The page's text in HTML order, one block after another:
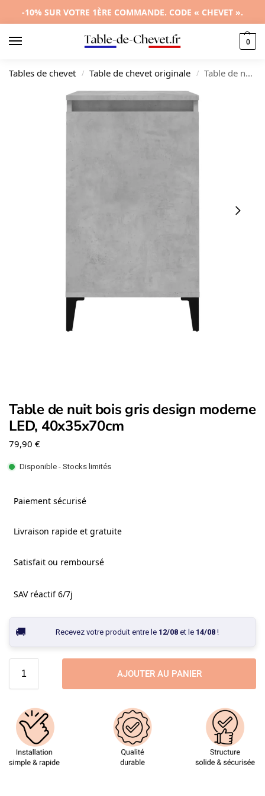
-10% SUR VOTRE 1ÈRE COMMANDE. CODE « CHEVET ».
0
Tables de chevet / Table de chevet originale / Table de nuit bois gris design moderne LED, 40x35x70cm
Table de nuit bois gris design moderne
LED, 40x35x70cm
79,90 €
Disponible - Stocks limités
Paiement sécurisé
Livraison rapide et gratuite
Satisfait ou remboursé
SAV réactif 6/7j
Recevez votre produit entre le 12/08et le 14/08!
AJOUTER AU PANIER